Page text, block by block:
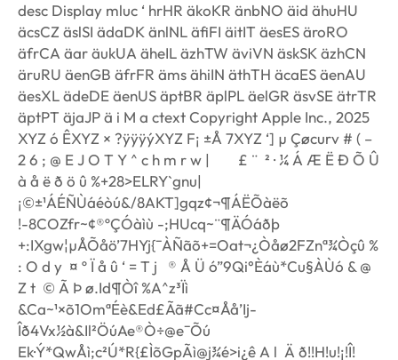
desc Display mluc ‘ hrHR äkoKR änbNO äid ähuHU
äcsCZ äslSI ädaDK änlNL äfiFI äitIT äesES äroRO
äfrCA äar äukUA äheIL äzhTW äviVN äskSK äzhCN
äruRU äenGB äfrFR äms ähiIN äthTH äcaES äenAU
äesXL ädeDE äenUS äptBR äplPL äelGR äsvSE ätrTR
äptPT äjaJP ä i M a ctext Copyright Apple Inc., 2025
XYZ ó ÊXYZ × ?ÿÿÿýXYZ F¡ ±Å 7XYZ ‘] µ Çøcurv # ( –
2 6 ; @ E J O T Y ^ c h m r w |        £ ¨ ­ ² · ¼ Á Æ Ë Ð Õ Û
à å ë ð ö û %+28>ELRY`gnu|
¡©±¹ÁÉÑÙáéòú&/8AKT]gqz¢¬¶ÁËÕàëõ
!-8COZfr~¢®ºÇÓàìù -;HUcq~¨¶ÄÓáðþ
+:IXgw¦µÅÕåö’7HYj{¯ÀÑãõ+=Oat¬¿Òåø2FZnª¾Òçû %
: O d y  ¤ º Ï å û ‘ = T j   ® Å Ü ó”9Qi°Èáù*Cu§ÀÙó & @
Z t  © Ã Þ ø.Id¶Òî %A^z³Ïì
&Ca~¹×õ1OmªÉè&Ed£Ãã#Cc¤Åå’Ij­
Îð4Vx½à&Il²ÖúAe®Ò÷@e¯Õú
Ek·Ý*QwÅì;c²Ú*R{£ÌõGpÃì@j¾é>i¿ê A l  Ä ð!!H!u!¡!Î!